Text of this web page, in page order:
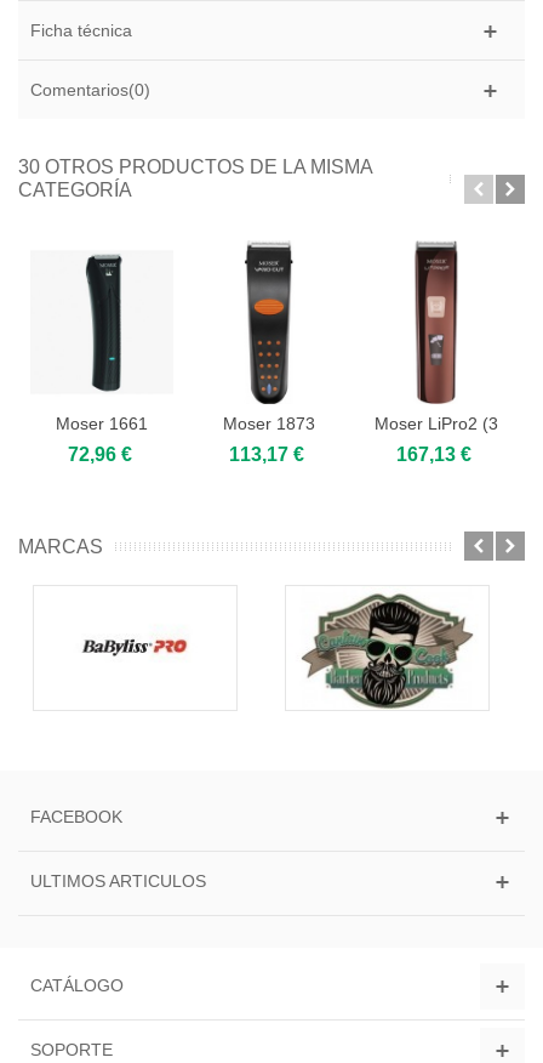
Ficha técnica
Comentarios(0)
30 OTROS PRODUCTOS DE LA MISMA
CATEGORÍA
Moser 1661
Trendcut Lithium
72,96 €
Moser 1873
Vario Cut
113,17 €
Moser LiPro2 (3
velocidades)
167,13 €
MARCAS
FACEBOOK
ULTIMOS ARTICULOS
CATÁLOGO
SOPORTE